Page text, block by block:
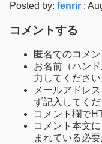
Posted by: fenrir :
コメントする
匿名でのコメ
お名前（ハン
力してください
メールアドレ
ず記入してくだ
コメント欄で
コメント本文
まれている必要